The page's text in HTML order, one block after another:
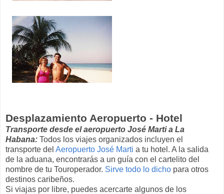
Desplazamiento Aeropuerto - Hotel
Transporte desde el aeropuerto José Marti a La
Habana: Todos los viajes organizados incluyen el
transporte del Aeropuerto José Marti a tu hotel. A la salida
de la aduana, encontrarás a un guía con el cartelito del
nombre de tu Touroperador. Sirve todo lo dicho para otros
destinos caribeños.
Si viajas por libre, puedes acercarte algunos de los